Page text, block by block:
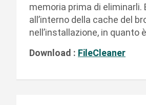
memoria prima di eliminarli.
all’interno della cache del
nell’installazione, in quanto
Download : FileCleaner